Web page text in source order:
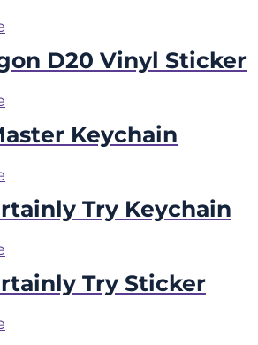
D20 Vinyl Sticker
Keychain
Try Keychain
Try Sticker